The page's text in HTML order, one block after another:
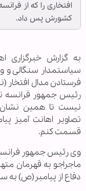
افتخاری را که از
کشورش پس داد.
به گزارش خبرگزاری
سیاستمدار سنگالی و
فرستادن مدال افتخار
رئیس جمهور فرانسه
نیست تا همین نشان
تصاویر اهانت آمیز
قسمت کنم.
وی رئیس جمهور
ماجراجو به قهرمان
دفاع از پیامبر(ص) به